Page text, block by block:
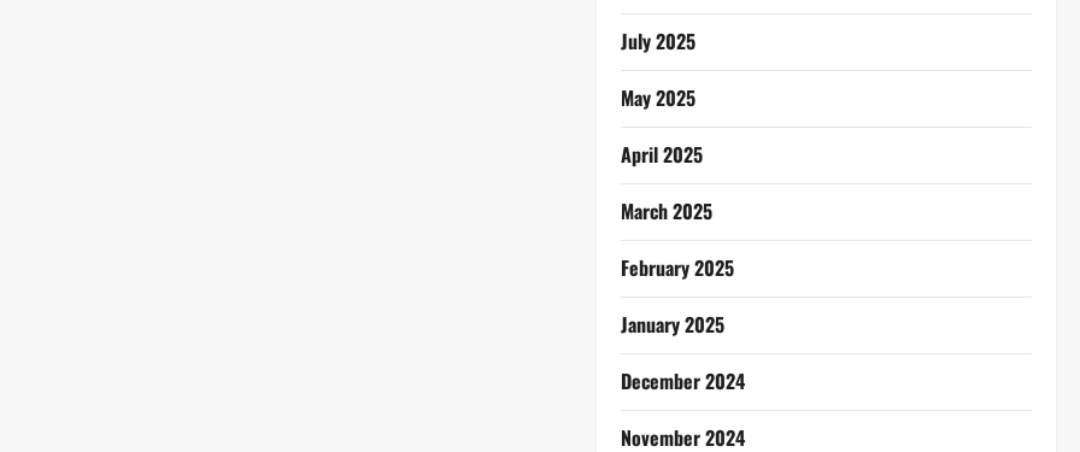
July 2025
May 2025
April 2025
March 2025
February 2025
January 2025
December 2024
November 2024